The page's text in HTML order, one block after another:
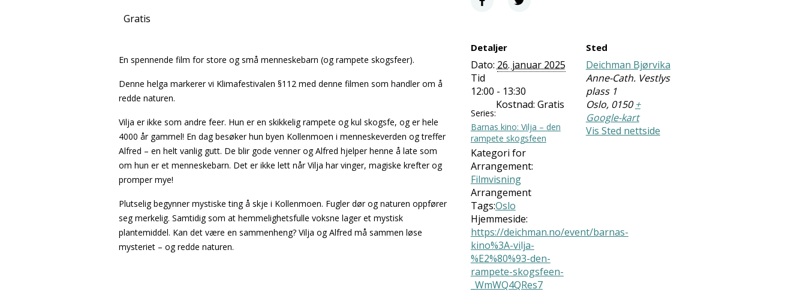
Detaljer
Dato: 26. januar 2025
Tid
12:00 - 13:30
Series:
Barnas kino: Vilja – den
rampete skogsfeen
Kostnad: Gratis
Kategori for
Arrangement:
Filmvisning
Arrangement
Tags:Oslo
Hjemmeside:
https://deichman.no/event/barnas-
kino%3A-vilja-
%E2%80%93-den-
rampete-skogsfeen-
_WmWQ4QRes7
Sted
Deichman Bjørvika
Anne-Cath. Vestlys
plass 1
Oslo, 0150 +
Google-kart
Vis Sted nettside
Gratis
En spennende film for store og små menneskebarn (og rampete skogsfeer).
Denne helga markerer vi Klimafestivalen §112 med denne filmen som handler om å
redde naturen.
Vilja er ikke som andre feer. Hun er en skikkelig rampete og kul skogsfe, og er hele
4000 år gammel! En dag besøker hun byen Kollenmoen i menneskeverden og treffer
Alfred – en helt vanlig gutt. De blir gode venner og Alfred hjelper henne å late som
om hun er et menneskebarn. Det er ikke lett når Vilja har vinger, magiske krefter og
promper mye!
Plutselig begynner mystiske ting å skje i Kollenmoen. Fugler dør og naturen oppfører
seg merkelig. Samtidig som at hemmelighetsfulle voksne lager et mystisk
plantemiddel. Kan det være en sammenheng? Vilja og Alfred må sammen løse
mysteriet – og redde naturen.